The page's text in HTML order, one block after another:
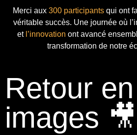
Merci aux 300 participantsqui ont
véritable succès. Une journée où
et l’innovation ont avancé
transformation de notre
Retour en
images 🎥